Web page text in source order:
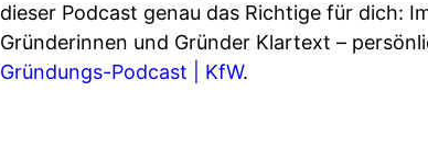
dieser Podcast genau das Richtige für dich:
Gründerinnen und Gründer Klartext –
Gründungs-Podcast | KfW⁠⁠⁠⁠⁠⁠.